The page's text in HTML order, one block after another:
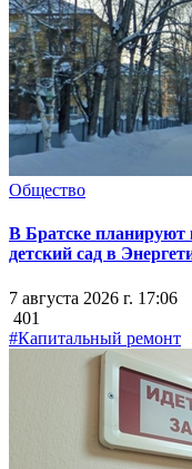
Общество
В Братске планируют
детский сад в
7 августа 2026 г. 17:06
401
#Капитальный ремонт